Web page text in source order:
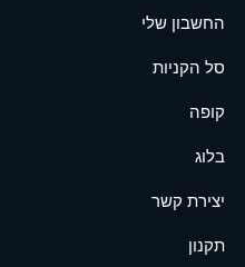
החשבון שלי
סל הקניות
קופה
בלוג
יצירת קשר
תקנון